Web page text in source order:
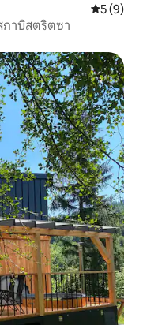
คะแนนเฉ
5 (9)
าบิสตริตซา